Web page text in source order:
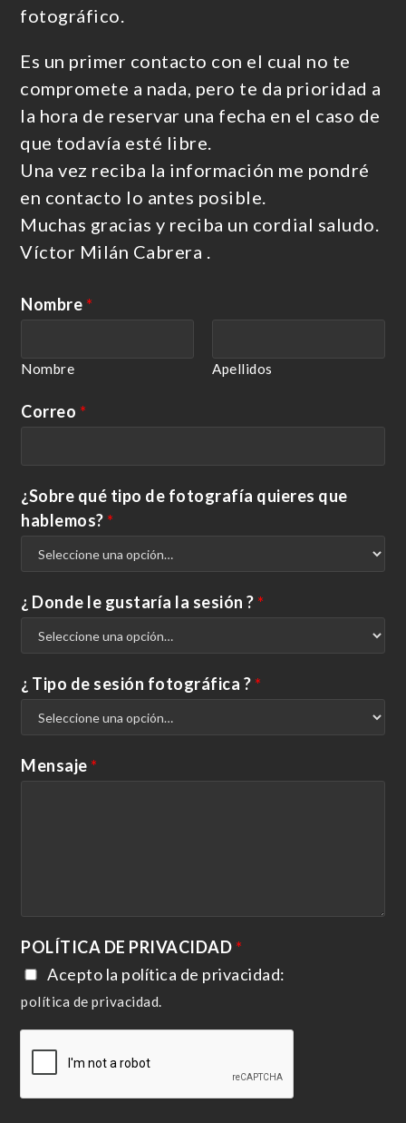
fotográfico.
Es un primer contacto con el cual no te
compromete a nada, pero te da prioridad a
la hora de reservar una fecha en el caso de
que todavía esté libre.
Una vez reciba la información me pondré
en contacto lo antes posible.
Muchas gracias y reciba un cordial saludo.
Víctor Milán Cabrera .
Nombre *
Nombre Apellidos
Correo *
¿Sobre qué tipo de fotografía quieres que
hablemos? *
¿ Donde le gustaría la sesión ? *
¿ Tipo de sesión fotográfica ? *
Mensaje *
POLÍTICA DE PRIVACIDAD *
Acepto la política de privacidad:
política de privacidad.